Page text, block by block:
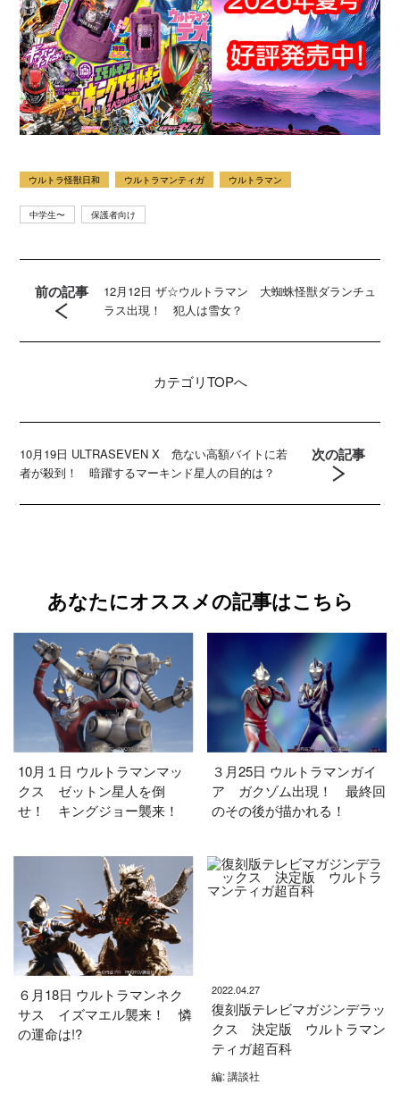
ウルトラ怪獣日和 ウルトラマンティガ ウルトラマン
中学生〜 保護者向け
前の記事
12月12日 ザ☆ウルトラマン 大蜘蛛怪獣ダランチュ
ラス出現！ 犯人は雪女？
カテゴリTOPへ
10月19日 ULTRASEVEN X 危ない高額バイトに若
者が殺到！ 暗躍するマーキンド星人の目的は？
次の記事
あなたにオススメの記事はこちら
10月１日 ウルトラマンマッ
クス ゼットン星人を倒
せ！ キングジョー襲来！
３月25日 ウルトラマンガイ
ア ガクゾム出現！ 最終回
のその後が描かれる！
６月18日 ウルトラマンネク
サス イズマエル襲来！ 憐
の運命は!?
2022.04.27
復刻版テレビマガジンデラッ
クス 決定版 ウルトラマン
ティガ超百科
編: 講談社